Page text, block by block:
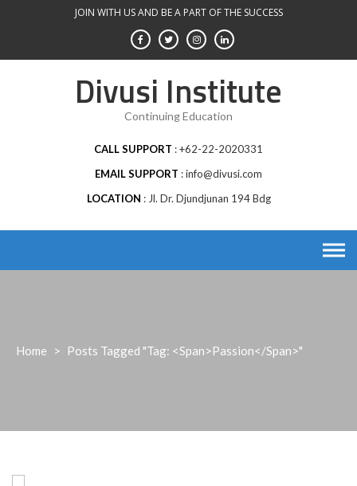
JOIN WITH US AND BE A PART OF THE SUCCESS
Divusi Institute
Continuing Education
CALL SUPPORT
+62-22-2020331
EMAIL SUPPORT
info@divusi.com
LOCATION
Jl. Dr. Djundjunan 194 Bdg
Home > Posts Tagged "Tag: <span>passion</span>"